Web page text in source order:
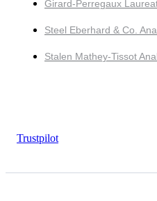
Girard-Perregaux
Steel Eberhard & Co.
Stalen Mathey-Tissot
Trustpilot